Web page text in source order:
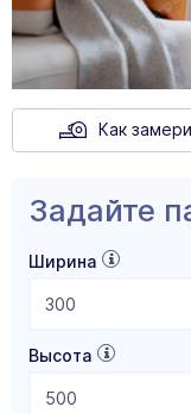
Как
Задайте
Ширина
Высота